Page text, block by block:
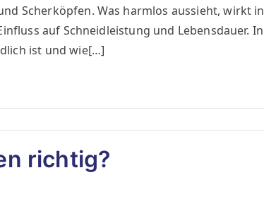
Scherköpfen. Was harmlos aussieht, wirkt in
auf Schneidleistung und Lebensdauer. In
ist und wie[…]
richtig?